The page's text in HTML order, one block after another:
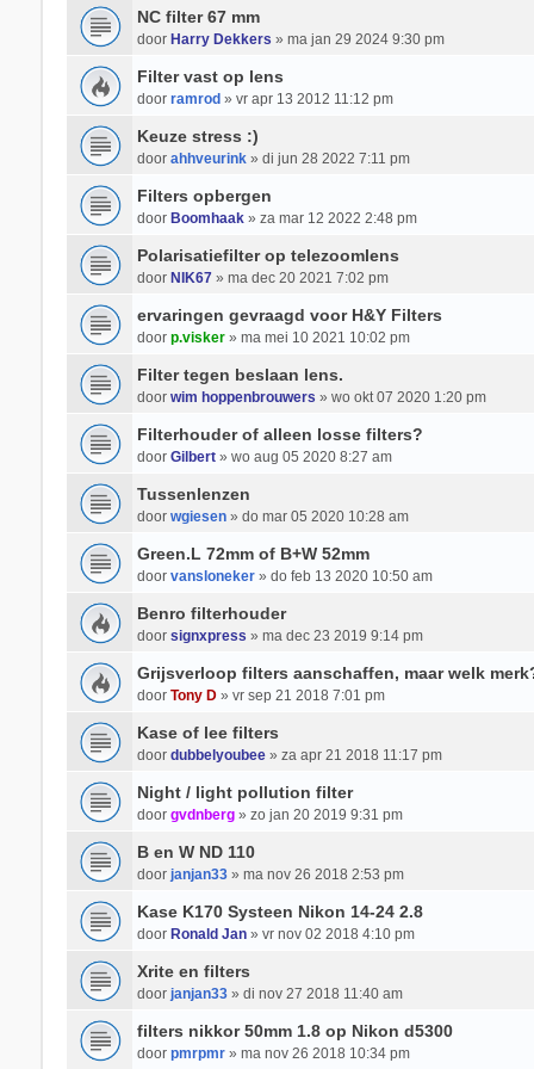
NC filter 67 mm
door Harry Dekkers » ma jan 29 2024 9:30 pm
Filter vast op lens
door ramrod » vr apr 13 2012 11:12 pm
Keuze stress :)
door ahhveurink» di jun 28 2022 7:11 pm
Filters opbergen
door Boomhaak» za mar 12 2022 2:48 pm
Polarisatiefilter op telezoomlens
door NIK67» ma dec 20 2021 7:02 pm
ervaringen gevraagd voor H&Y Filters
door p.visker» ma mei 10 2021 10:02 pm
Filter tegen beslaan lens.
door wim hoppenbrouwers » wo okt 07 2020 1:20 pm
Filterhouder of alleen losse filters?
door Gilbert» wo aug 05 2020 8:27 am
Tussenlenzen
door wgiesen» do mar 05 2020 10:28 am
Green.L 72mm of B+W 52mm
door vansloneker» do feb 13 2020 10:50 am
Benro filterhouder
door signxpress » ma dec 23 2019 9:14 pm
Grijsverloop filters aanschaffen, maar welk
door Tony D» vr sep 21 2018 7:01 pm
Kase of lee filters
door dubbelyoubee» za apr 21 2018 11:17 pm
Night / light pollution filter
door gvdnberg» zo jan 20 2019 9:31 pm
B en W ND 110
door janjan33» ma nov 26 2018 2:53 pm
Kase K170 Systeen Nikon 14-24 2.8
door Ronald Jan» vr nov 02 2018 4:10 pm
Xrite en filters
door janjan33» di nov 27 2018 11:40 am
filters nikkor 50mm 1.8 op Nikon d5300
door pmrpmr» ma nov 26 2018 10:34 pm